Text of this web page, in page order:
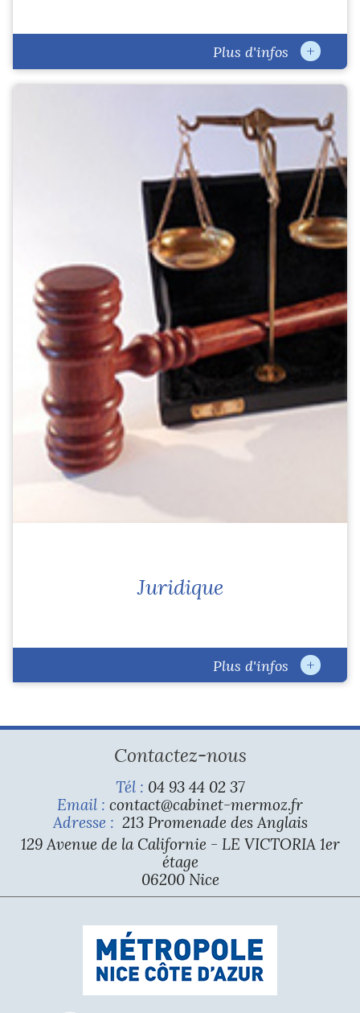
Plus d'infos +
Juridique
Plus d'infos +
Contactez-nous
Tél : 04 93 44 02 37
Email : contact@cabinet-mermoz.fr
Adresse : 213 Promenade des Anglais
129 Avenue de la Californie - LE VICTORIA 1er
étage
06200 Nice